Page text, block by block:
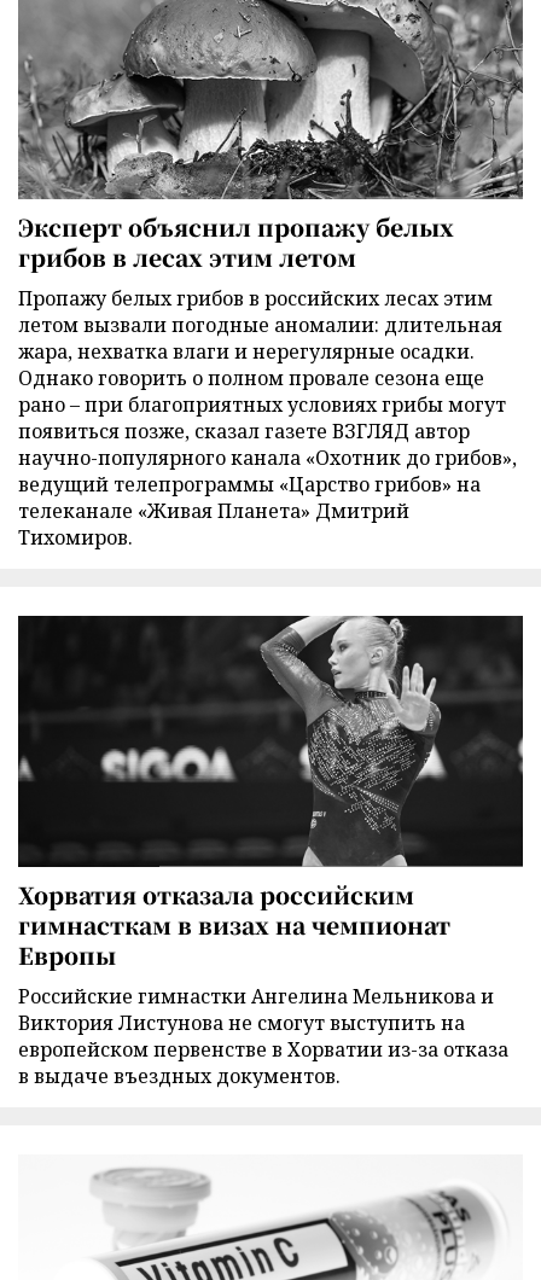
Эксперт объяснил пропажу белых
грибов в лесах этим летом
Пропажу белых грибов в российских лесах этим
летом вызвали погодные аномалии: длительная
жара, нехватка влаги и нерегулярные осадки.
Однако говорить о полном провале сезона еще
рано – при благоприятных условиях грибы могут
появиться позже, сказал газете ВЗГЛЯД автор
научно-популярного канала «Охотник до грибов»,
ведущий телепрограммы «Царство грибов» на
телеканале «Живая Планета» Дмитрий
Тихомиров.
Хорватия отказала российским
гимнасткам в визах на чемпионат
Европы
Российские гимнастки Ангелина Мельникова и
Виктория Листунова не смогут выступить на
европейском первенстве в Хорватии из-за отказа
в выдаче въездных документов.